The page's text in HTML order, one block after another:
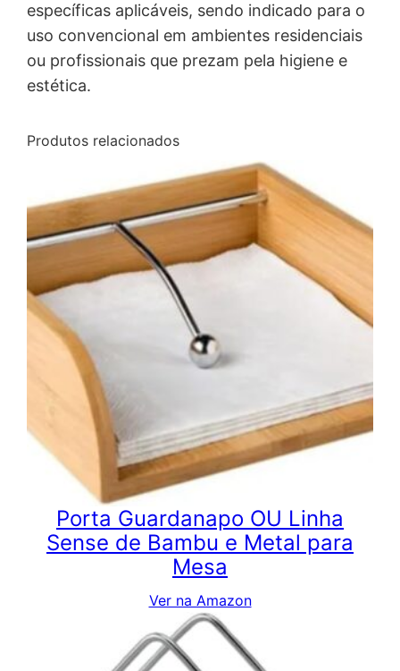
específicas aplicáveis, sendo indicado para o
uso convencional em ambientes residenciais
ou profissionais que prezam pela higiene e
estética.
Produtos relacionados
Porta Guardanapo OU Linha
Sense de Bambu e Metal para
Mesa
Ver na Amazon